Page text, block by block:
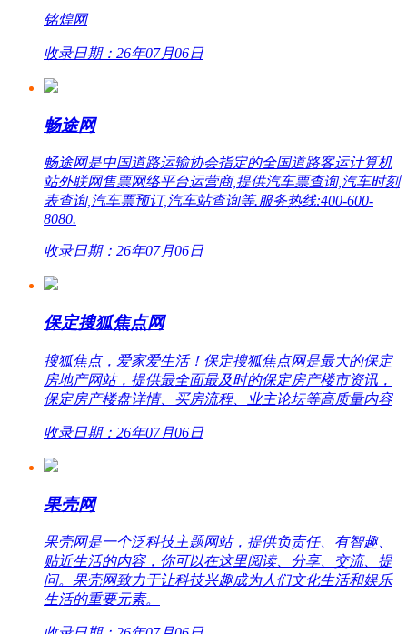
铭煌网
收录日期：26年07月06日
畅途网
畅途网是中国道路运输协会指定的全国道路客运计算机
站外联网售票网络平台运营商,提供汽车票查询,汽车时刻
表查询,汽车票预订,汽车站查询等.服务热线:400-600-
8080.
收录日期：26年07月06日
保定搜狐焦点网
搜狐焦点，爱家爱生活！保定搜狐焦点网是最大的保定
房地产网站，提供最全面最及时的保定房产楼市资讯，
保定房产楼盘详情、买房流程、业主论坛等高质量内容
收录日期：26年07月06日
果壳网
果壳网是一个泛科技主题网站，提供负责任、有智趣、
贴近生活的内容，你可以在这里阅读、分享、交流、提
问。果壳网致力于让科技兴趣成为人们文化生活和娱乐
生活的重要元素。